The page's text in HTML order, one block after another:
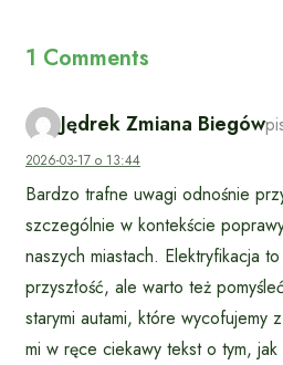
1 Comments
Jędrek Zmiana Biegów
2026-03-17 o 13:44
Bardzo trafne uwagi odnośnie
szczególnie w kontekście
naszych miastach. Elektryfikacja
przyszłość, ale warto też
starymi autami, które wycofujemy
mi w ręce ciekawy tekst o tym, jak